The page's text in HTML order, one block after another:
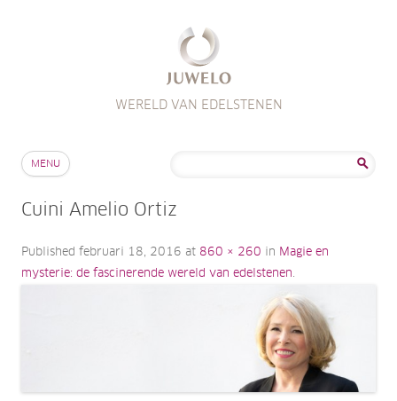
WERELD VAN EDELSTENEN
MENU
Cuini Amelio Ortiz
Published februari 18, 2016 at 860 × 260 in Magie en
mysterie: de fascinerende wereld van edelstenen.